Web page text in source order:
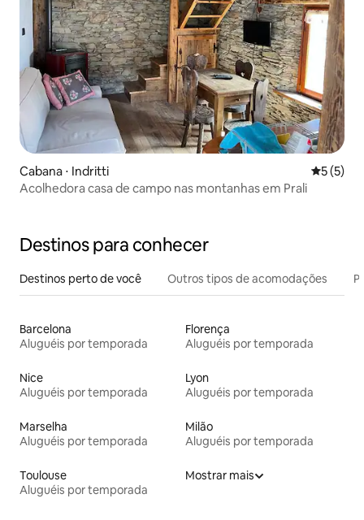
Cabana ⋅ Indritti 5 de
5 (5)
Acolhedora casa de campo nas montanhas em Prali
Destinos para conhecer
Destinos perto de você Outros tipos de acomodações
Barcelona
Aluguéis por temporada
Florença
Aluguéis por temporada
Nice
Aluguéis por temporada
Lyon
Aluguéis por temporada
Marselha
Aluguéis por temporada
Milão
Aluguéis por temporada
Toulouse
Aluguéis por temporada
Mostrar mais